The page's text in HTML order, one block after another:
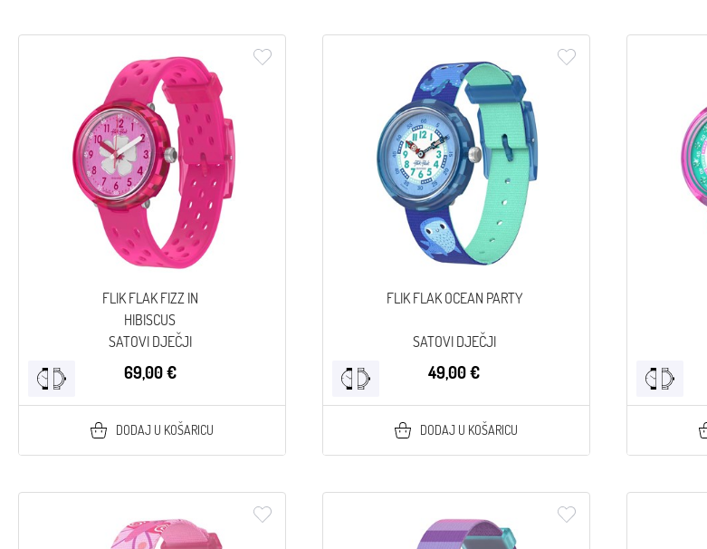
FLIK FLAK FIZZ IN
HIBISCUS
SATOVI DJEČJI
69,00 €
DODAJ U KOŠARICU
FLIK FLAK OCEAN PARTY
SATOVI DJEČJI
49,00 €
DODAJ U KOŠARICU